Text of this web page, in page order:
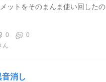
ットをそのまんま使い回したの
0
0
ん
消し